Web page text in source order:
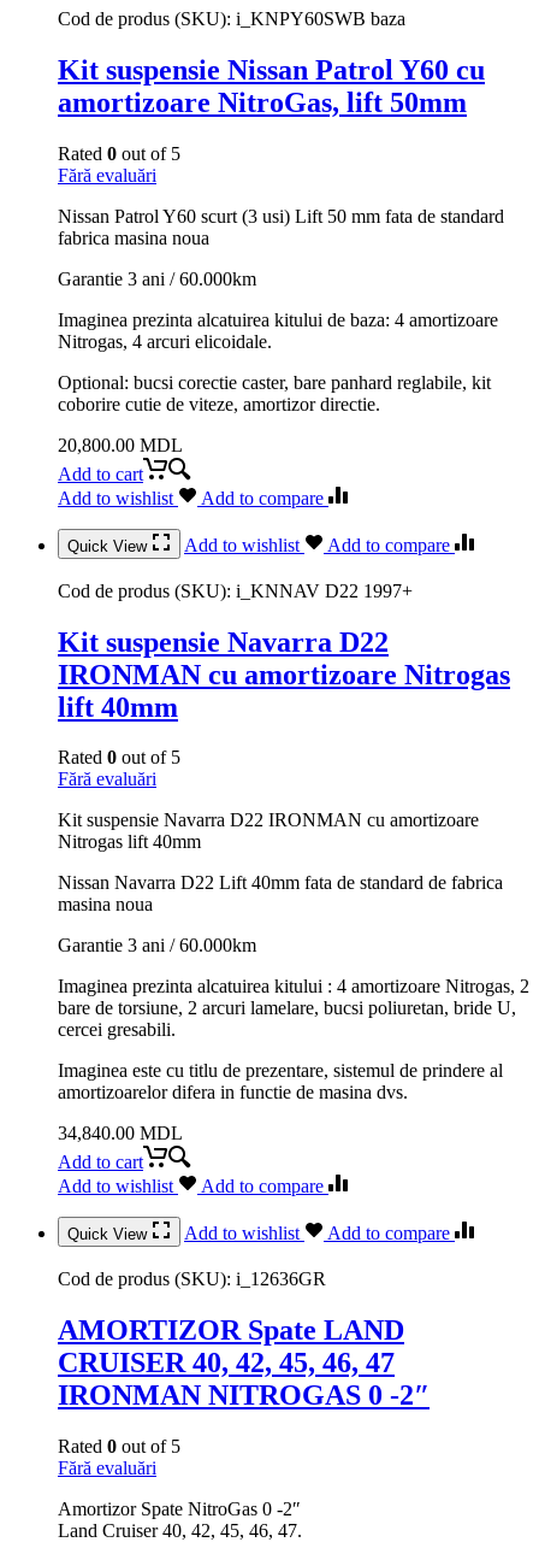
Cod de produs (SKU): i_KNPY60SWB baza
Kit suspensie Nissan Patrol Y60 cu
amortizoare NitroGas, lift 50mm
Rated 0 out of 5
Fără evaluări
Nissan Patrol Y60 scurt (3 usi) Lift 50 mm fata de standard
fabrica masina noua
Garantie 3 ani / 60.000km
Imaginea prezinta alcatuirea kitului de baza: 4 amortizoare
Nitrogas, 4 arcuri elicoidale.
Optional: bucsi corectie caster, bare panhard reglabile, kit
coborire cutie de viteze, amortizor directie.
20,800.00 MDL
Add to cart
Add to wishlist
Add to compare
Quick View Add to wishlist Add to compare
Cod de produs (SKU): i_KNNAV D22 1997+
Kit suspensie Navarra D22
IRONMAN cu amortizoare Nitrogas
lift 40mm
Rated 0 out of 5
Fără evaluări
Kit suspensie Navarra D22 IRONMAN cu amortizoare
Nitrogas lift 40mm
Nissan Navarra D22 Lift 40mm fata de standard de fabrica
masina noua
Garantie 3 ani / 60.000km
Imaginea prezinta alcatuirea kitului : 4 amortizoare Nitrogas, 2
bare de torsiune, 2 arcuri lamelare, bucsi poliuretan, bride U,
cercei gresabili.
Imaginea este cu titlu de prezentare, sistemul de prindere al
amortizoarelor difera in functie de masina dvs.
34,840.00 MDL
Add to cart
Add to wishlist
Add to compare
Quick View Add to wishlist Add to compare
Cod de produs (SKU): i_12636GR
AMORTIZOR Spate LAND
CRUISER 40, 42, 45, 46, 47
IRONMAN NITROGAS 0 -2″
Rated 0 out of 5
Fără evaluări
Amortizor Spate NitroGas 0 -2″
Land Cruiser 40, 42, 45, 46, 47.